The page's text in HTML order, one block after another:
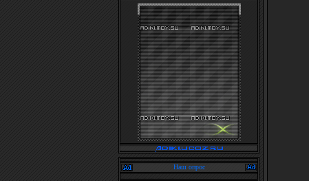
Наш опрос